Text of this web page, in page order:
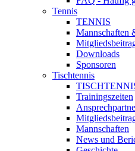
Tennis
TENNIS
Mannschaften
Downloads
Sponsoren
Tischtennis
Trainingszeiten
Mannschaften
News und